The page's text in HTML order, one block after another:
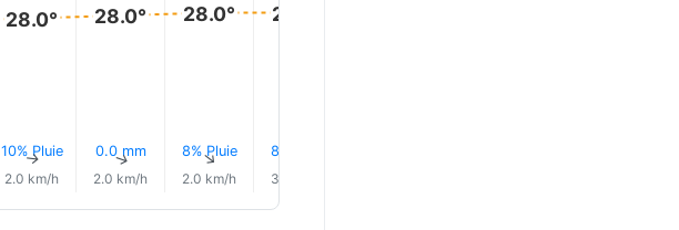
28.0°
10% Pluie
↑
2.0 km/h
28.0°
0.0 mm
↑
2.0 km/h
28.0°
8% Pluie
↑
2.0 km/h
28.0°
8% Pluie
3.0 km/h